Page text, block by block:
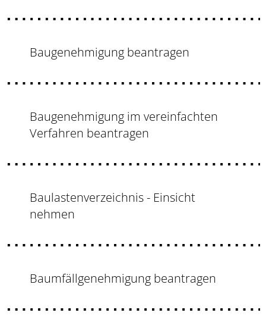
Baugenehmigung beantragen
Baugenehmigung im vereinfachten
Verfahren beantragen
Baulastenverzeichnis - Einsicht
nehmen
Baumfällgenehmigung beantragen